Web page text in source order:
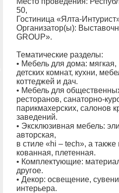
50,
Гостиница «Ялта-
Организатор(ы):
GROUP».
Тематические разделы:
• Мебель для дома:
детских комнат, кухни,
коттеджей и дач.
• Мебель для
ресторанов, санаторно-
парикмахерских, салонов
заведений.
• Эксклюзивная мебель:
авторская,
в стиле «hi – tech», а
кованная, плетенная.
• Комплектующие:
другое.
• Декор: освещение,
интерьера.